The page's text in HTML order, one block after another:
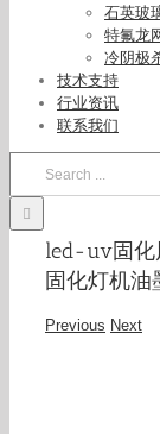
石英玻
特氟龙
冷阴极
技术支持
行业资讯
联系我们
led-uv固化
固化灯机油
Previous Next